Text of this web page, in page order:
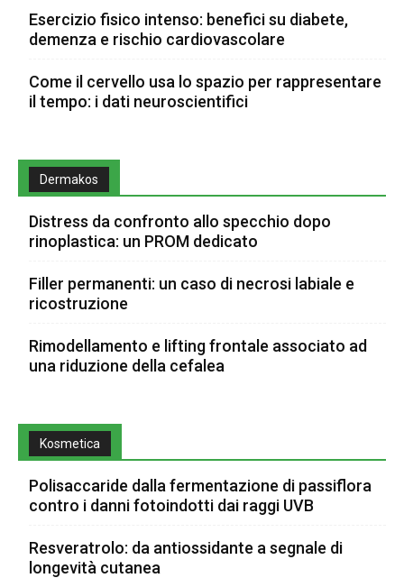
Esercizio fisico intenso: benefici su diabete,
demenza e rischio cardiovascolare
Come il cervello usa lo spazio per rappresentare
il tempo: i dati neuroscientifici
Dermakos
Distress da confronto allo specchio dopo
rinoplastica: un PROM dedicato
Filler permanenti: un caso di necrosi labiale e
ricostruzione
Rimodellamento e lifting frontale associato ad
una riduzione della cefalea
Kosmetica
Polisaccaride dalla fermentazione di passiflora
contro i danni fotoindotti dai raggi UVB
Resveratrolo: da antiossidante a segnale di
longevità cutanea